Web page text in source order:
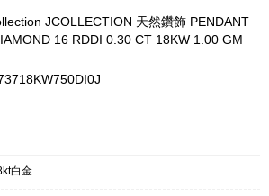
JCOLLECTION 天然鑽飾 PENDANT
16 RDDI 0.30 CT 18KW 1.00 GM
白金